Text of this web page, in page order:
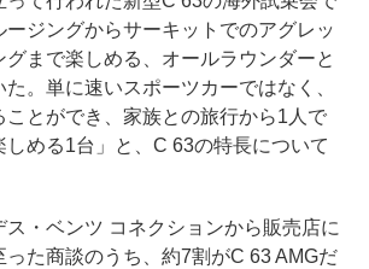
ージングからサーキットでのアグレッ
グまで楽しめる、オールラウンダーと
。単に速いスポーツカーではなく、
ことができ、家族との旅行から1人で
める1台」と、C 63の特長について
・ベンツ コネクションから販売店に
た商談のうち、約7割がC 63 AMGだ